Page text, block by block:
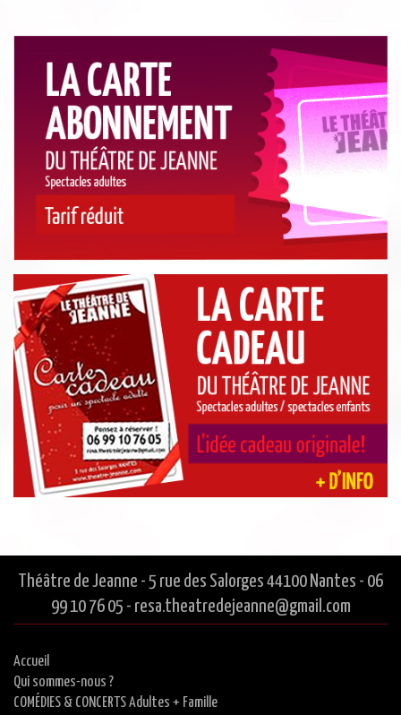
Théâtre de Jeanne - 5 rue des Salorges 44100 Nantes - 06
99 10 76 05 - resa.theatredejeanne@gmail.com
Accueil
Qui sommes-nous ?
COMÉDIES & CONCERTS Adultes + Famille